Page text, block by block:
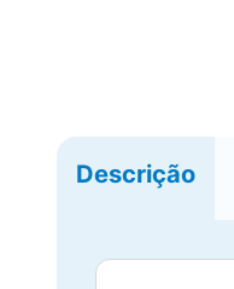
Descrição